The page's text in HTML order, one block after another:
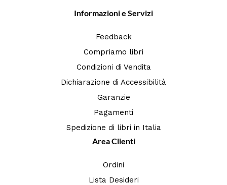
Informazioni e Servizi
Feedback
Compriamo libri
Condizioni di Vendita
Dichiarazione di Accessibilità
Garanzie
Pagamenti
Spedizione di libri in Italia
Area Clienti
Ordini
Lista Desideri